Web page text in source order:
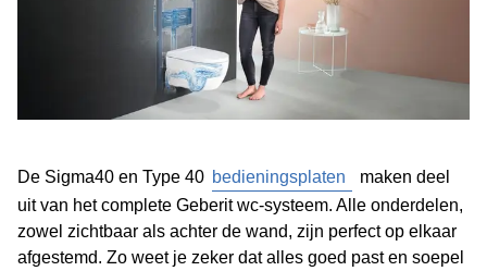
De Sigma40 en Type 40 bedieningsplaten
maken deel
uit van het complete Geberit wc‑systeem. Alle onderdelen,
zowel zichtbaar als achter de wand, zijn perfect op elkaar
afgestemd. Zo weet je zeker dat alles goed past en soepel